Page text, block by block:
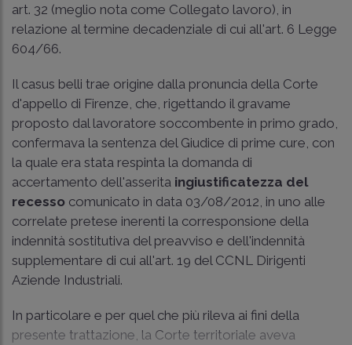
art. 32 (meglio nota come Collegato lavoro), in
relazione al termine decadenziale di cui all'art. 6 Legge
604/66.
Il casus belli trae origine dalla pronuncia della Corte
d'appello di Firenze, che, rigettando il gravame
proposto dal lavoratore soccombente in primo grado,
confermava la sentenza del Giudice di prime cure, con
la quale era stata respinta la domanda di
accertamento dell'asserita ingiustificatezza del
recesso comunicato in data 03/08/2012, in uno alle
correlate pretese inerenti la corresponsione della
indennità sostitutiva del preavviso e dell'indennità
supplementare di cui all'art. 19 del CCNL Dirigenti
Aziende Industriali.
In particolare e per quel che più rileva ai fini della
presente trattazione, la Corte territoriale aveva